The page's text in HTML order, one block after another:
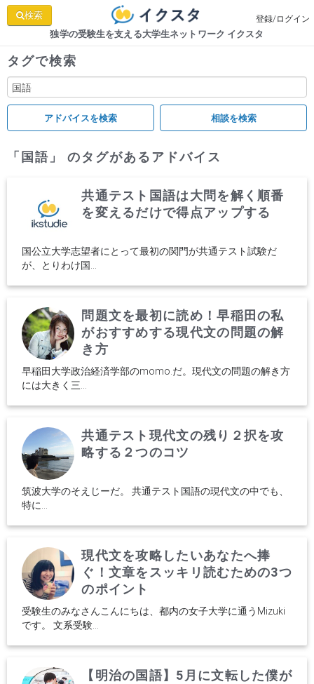
検索 登録/ログイン
独学の受験生を支える大学生ネットワーク イクスタ
タグで検索
「国語」 のタグがあるアドバイス
共通テスト国語は大問を解く順番
を変えるだけで得点アップする
国公立大学志望者にとって最初の関門が共通テスト試験だ
が、とりわけ国...
問題文を最初に読め！早稲田の私
がおすすめする現代文の問題の解
き方
早稲田大学政治経済学部のmomo.だ。現代文の問題の解き方
には大きく三...
共通テスト現代文の残り２択を攻
略する２つのコツ
筑波大学のそえじーだ。 共通テスト国語の現代文の中でも、
特に...
現代文を攻略したいあなたへ捧
ぐ！文章をスッキリ読むための3つ
のポイント
受験生のみなさんこんにちは、都内の女子大学に通うMizuki
です。 文系受験...
【明治の国語】5月に文転した僕が